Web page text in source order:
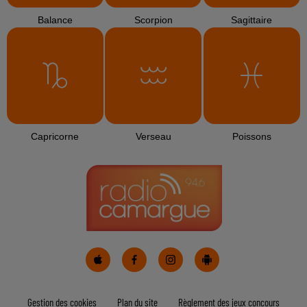
L'HOROSCOPE
Taureau